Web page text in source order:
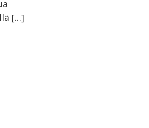
[…]